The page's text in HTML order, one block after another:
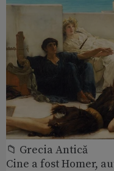
📁 Grecia Antică
Cine a fost Homer,